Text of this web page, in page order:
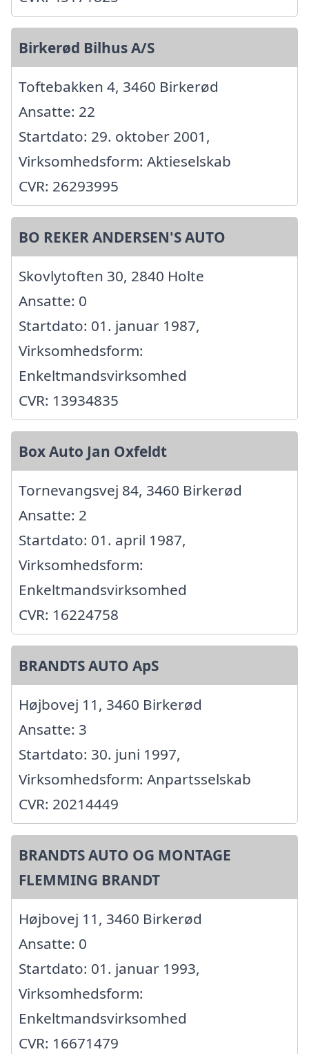
Birkerød Bilhus A/S
Toftebakken 4, 3460 Birkerød
Ansatte: 22
Startdato: 29. oktober 2001,
Virksomhedsform: Aktieselskab
CVR: 26293995
BO REKER ANDERSEN'S AUTO
Skovlytoften 30, 2840 Holte
Ansatte: 0
Startdato: 01. januar 1987,
Virksomhedsform:
Enkeltmandsvirksomhed
CVR: 13934835
Box Auto Jan Oxfeldt
Tornevangsvej 84, 3460 Birkerød
Ansatte: 2
Startdato: 01. april 1987,
Virksomhedsform:
Enkeltmandsvirksomhed
CVR: 16224758
BRANDTS AUTO ApS
Højbovej 11, 3460 Birkerød
Ansatte: 3
Startdato: 30. juni 1997,
Virksomhedsform: Anpartsselskab
CVR: 20214449
BRANDTS AUTO OG MONTAGE
FLEMMING BRANDT
Højbovej 11, 3460 Birkerød
Ansatte: 0
Startdato: 01. januar 1993,
Virksomhedsform:
Enkeltmandsvirksomhed
CVR: 16671479